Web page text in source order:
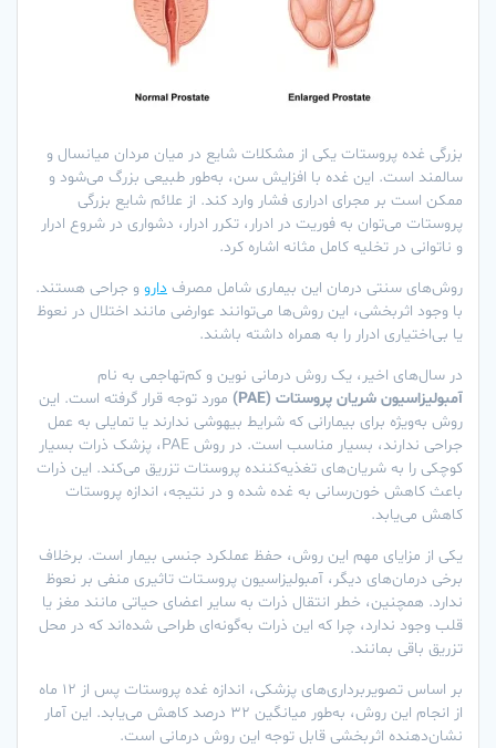
بزرگی غده پروستات یکی از مشکلات شایع در میان مردان میانسال و
سالمند است. این غده با افزایش سن، به‌طور طبیعی بزرگ می‌شود و
ممکن است بر مجرای ادراری فشار وارد کند. از علائم شایع بزرگی
پروستات می‌توان به فوریت در ادرار، تکرر ادرار، دشواری در شروع ادرار
و ناتوانی در تخلیه کامل مثانه اشاره کرد.
روش‌های سنتی درمان این بیماری شامل مصرف دارو و جراحی هستند.
با وجود اثربخشی، این روش‌ها می‌توانند عوارضی مانند اختلال در نعوظ
یا بی‌اختیاری ادرار را به همراه داشته باشند.
در سال‌های اخیر، یک روش درمانی نوین و کم‌تهاجمی به نام
آمبولیزاسیون شریان پروستات (PAE)
مورد توجه قرار گرفته است. این
روش به‌ویژه برای بیمارانی که شرایط بیهوشی ندارند یا تمایلی به عمل
جراحی ندارند، بسیار مناسب است. در روش PAE، پزشک ذرات بسیار
کوچکی را به شریان‌های تغذیه‌کننده پروستات تزریق می‌کند. این ذرات
باعث کاهش خون‌رسانی به غده شده و در نتیجه، اندازه پروستات
کاهش می‌یابد.
یکی از مزایای مهم این روش، حفظ عملکرد جنسی بیمار است. برخلاف
برخی درمان‌های دیگر، آمبولیزاسیون پروسـتات تاثیری منفی بر نعوظ
ندارد. همچنین، خطر انتقال ذرات به سایر اعضای حیاتی مانند مغز یا
قلب وجود ندارد، چرا که این ذرات به‌گونه‌ای طراحی شده‌اند که در محل
تزریق باقی بمانند.
بر اساس تصویربرداری‌های پزشکی، اندازه غده پروستات پس از ۱۲ ماه
از انجام این روش، به‌طور میانگین ۳۲ درصد کاهش می‌یابد. این آمار
نشان‌دهنده اثربخشی قابل توجه این روش درمانی است.